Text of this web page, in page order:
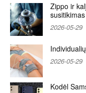
Zippo ir
susitikimas
2026-05-29
2026-05-29
Kodėl